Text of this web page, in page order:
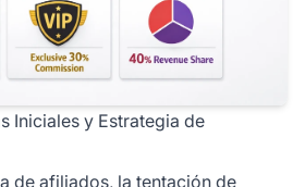
Iniciales y Estrategia de
de afiliados, la tentación de